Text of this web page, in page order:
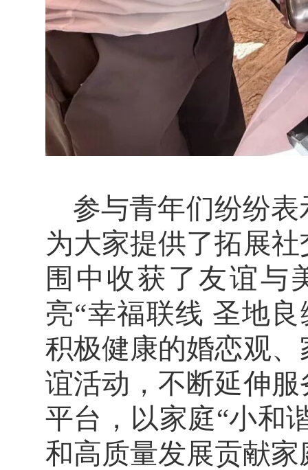
参与青年们纷纷
为大家提供了拓展
围中收获了友谊与
亮“幸福联线 圣地
积极健康的婚恋观
谊活动，不断延伸
平台，以家庭“小和
和高质量发展贡献家